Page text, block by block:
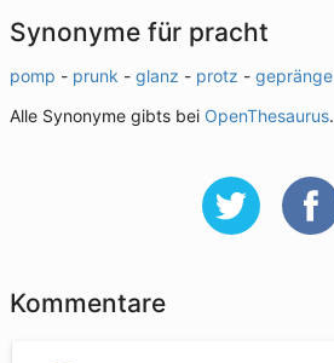
Synonyme für pracht
pomp - prunk - glanz - protz - gepränge
Alle Synonyme gibts bei OpenThesaurus.
Kommentare